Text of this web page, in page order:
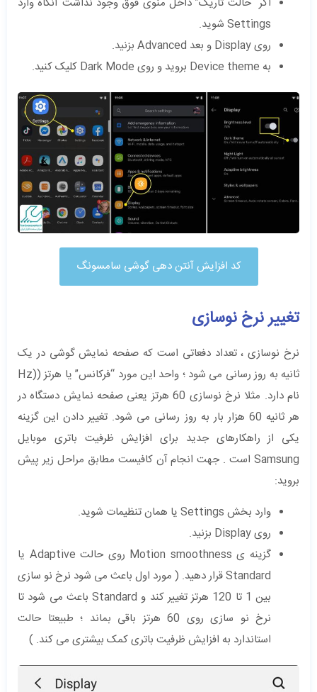
Settings شوید.
روی Display و بعد Advanced بزنید.
به Device theme بروید و روی Dark Mode کلیک کنید.
کد افزایش آنتن دهی گوشی سامسونگ
تغییر نرخ نوسازی
نرخ نوسازی ، تعداد دفعاتی است که صفحه نمایش گوشی در یک
ثانیه به روز رسانی می شود ؛ واحد این مورد “فرکانس” یا هرتز ((Hz
نام دارد. مثلا نرخ نوسازی 60 هرتز یعنی صفحه نمایش دستگاه در
هر ثانیه 60 هزار بار به روز رسانی می شود. تغییر دادن این گزینه
یکی از راهکارهای جدید برای افزایش ظرفیت باتری موبایل
Samsung است . جهت انجام آن کافیست مطابق مراحل زیر پیش
بروید:
وارد بخش Settings یا همان تنظیمات شوید.
روی Display بزنید.
گزینه ی Motion smoothness روی حالت Adaptive یا
Standard قرار دهید. ( مورد اول باعث می شود نرخ نو سازی
بین 1 تا 120 هرتز تغییر کند و Standard باعث می شود تا
نرخ نو سازی روی 60 هرتز باقی بماند ؛ طبیعتا حالت
استاندارد به افزایش ظرفیت باتری کمک بیشتری می کند. )